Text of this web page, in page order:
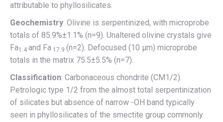
attributable to phyllosilicates.
Geochemistry: Olivine is serpentinized, with microprobe
totals of 85.9%±1.1% (n=9). Unaltered olivine crystals give
Fa1.4 and Fa 17.9 (n=2). Defocused (10 µm) microprobe
totals in the matrix 75.5±5.5% (n=7).
Classification: Carbonaceous chondrite (CM1/2).
Petrologic type 1/2 from the almost total serpentinization
of silicates but absence of narrow -OH band typically
seen in phyllosilicates of the smectite group commonly